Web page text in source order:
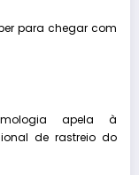
para chegar com
apela à
de rastreio do